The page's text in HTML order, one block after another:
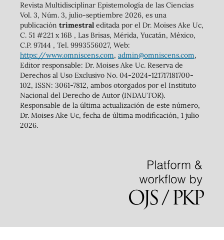
Revista Multidisciplinar Epistemología de las Ciencias
Vol. 3, Núm. 3, julio-septiembre 2026, es una
publicación trimestraleditada por el Dr. Moises Ake Uc,
C. 51 #221 x 16B , Las Brisas, Mérida, Yucatán, México,
C.P. 97144 , Tel. 9993556027, Web:
https://www.omniscens.com, admin@omniscens.com,
Editor responsable: Dr. Moises Ake Uc. Reserva de
Derechos al Uso Exclusivo No. 04-2024-121717181700-
102, ISSN: 3061-7812, ambos otorgados por el Instituto
Nacional del Derecho de Autor (INDAUTOR).
Responsable de la última actualización de este número,
Dr. Moises Ake Uc, fecha de última modificación, 1 julio
2026.